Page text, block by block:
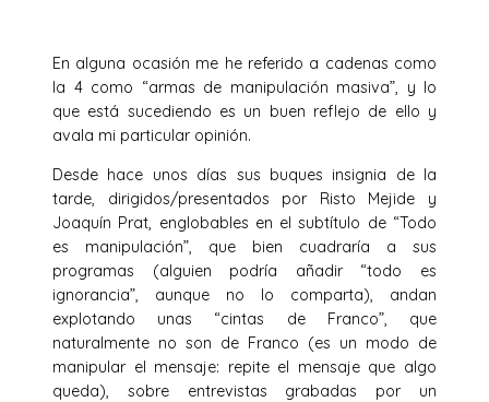
En alguna ocasión me he referido a cadenas como
la 4 como “armas de manipulación masiva”, y lo
que está sucediendo es un buen reflejo de ello y
avala mi particular opinión.
Desde hace unos días sus buques insignia de la
tarde, dirigidos/presentados por Risto Mejide y
Joaquín Prat, englobables en el subtítulo de “Todo
es manipulación”, que bien cuadraría a sus
programas (alguien podría añadir “todo es
ignorancia”, aunque no lo comparta), andan
explotando unas “cintas de Franco”, que
naturalmente no son de Franco (es un modo de
manipular el mensaje: repite el mensaje que algo
queda), sobre entrevistas grabadas por un